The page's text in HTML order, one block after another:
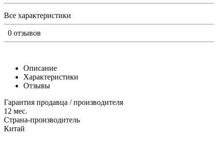
Все характеристики
0 отзывов
Описание
Характеристики
Отзывы
Гарантия продавца / производителя
12 мес.
Страна-производитель
Китай